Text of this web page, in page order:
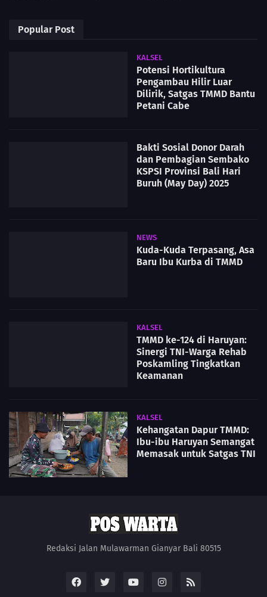
Popular Post
KALSEL
Potensi Hortikultura
Pengambau Hilir Luar
Dilirik, Satgas TMMD Bantu
Petani Cabe
Bakti Sosial Donor Darah
dan Pembagian Sembako
KSPSI Provinsi Bali Hari
Buruh (May Day) 2025
NEWS
Kuda-Kuda Terpasang, Asa
Baru Ibu Kurba di TMMD
KALSEL
TMMD ke-124 di Haruyan:
Sinergi TNI-Warga Rehab
Poskamling Tingkatkan
Keamanan
KALSEL
Kehangatan Dapur TMMD:
Ibu-ibu Haruyan Semangat
Memasak untuk Satgas TNI
Redaksi Jalan Mulawarman Gianyar Bali 80515